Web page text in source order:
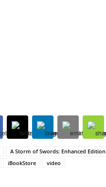
A Storm of Swords: Enhanced Edition
iBookStore video